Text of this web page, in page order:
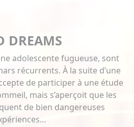
DREAMS
adolescente fugueuse, sont
récurrents. À la suite d’une
de participer à une étude
mais s’aperçoit que les
de bien dangereuses